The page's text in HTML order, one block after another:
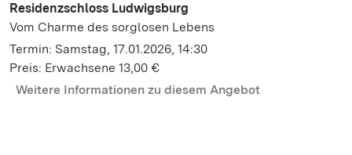
Residenzschloss Ludwigsburg
Vom Charme des sorglosen Lebens
Termin: Samstag, 17.01.2026, 14:30
Preis: Erwachsene 13,00 €
Weitere Informationen zu diesem Angebot